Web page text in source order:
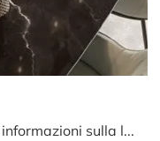
Lampade a sospensione: ottieni informazioni sulla lampada Bloom in vetro che ti proponiamo.